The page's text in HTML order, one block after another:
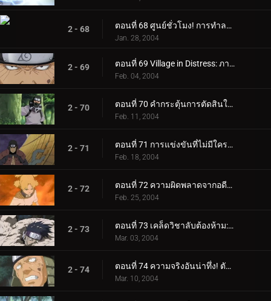
2 - 68 ตอนที่ 68 ศูนย์ชั่วโมง! การทำลายล้างหมู่บ้านใบไม้ที่ซ่อนอยู่เริ่มต้นขึ้นแล้ว!
Jan. 28, 2004
2 - 69 ตอนที่ 69 Village in Distress: ภารกิจระดับ A ใหม่!
Feb. 04, 2004
2 - 70 ตอนที่ 70 คำกระตุ้นการตัดสินใจของ Shirker: ไม่ต้องทำอะไรอีกแล้ว!
Feb. 11, 2004
2 - 71 ตอนที่ 71 การแข่งขันที่ไม่มีใครเทียบได้: Hokage Battle Royale!
Feb. 18, 2004
2 - 72 ตอนที่ 72 ความผิดพลาดจากอดีต: เผยใบหน้า!
Feb. 25, 2004
2 - 73 ตอนที่ 73 เคล็ดวิชาลับต้องห้าม: ยมฑูตยมทูต!
Mar. 03, 2004
2 - 74 ตอนที่ 74 ความจริงอันน่าทึ่ง! ตัวตนของกาอาระปรากฏขึ้น!
Mar. 10, 2004